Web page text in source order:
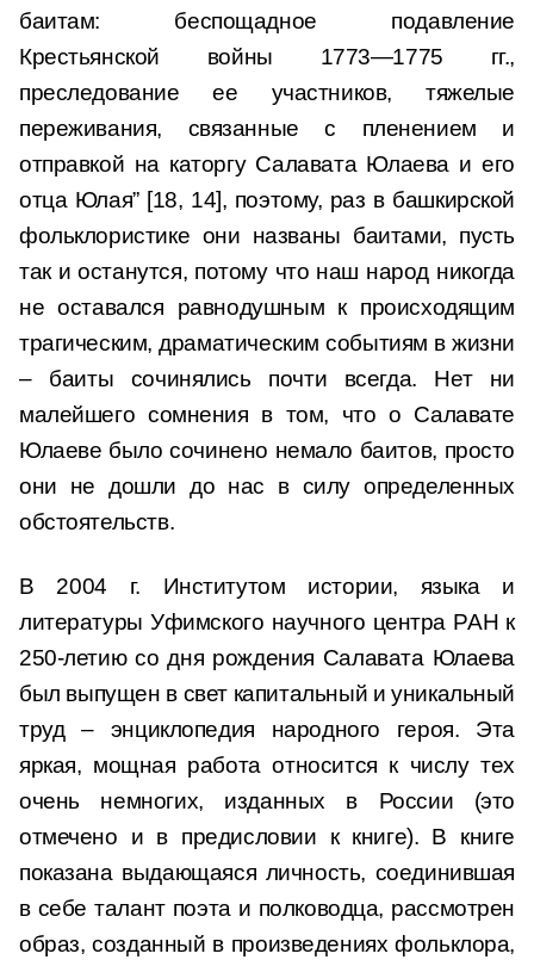
баитам: беспощадное подавление
Крестьянской войны 1773—1775 гг.,
преследование ее участников, тяжелые
переживания, связанные с пленением и
отправкой на каторгу Салавата Юлаева и его
отца Юлая” [18, 14], поэтому, раз в башкирской
фольклористике они названы баитами, пусть
так и останутся, потому что наш народ никогда
не оставался равнодушным к происходящим
трагическим, драматическим событиям в жизни
– баиты сочинялись почти всегда. Нет ни
малейшего сомнения в том, что о Салавате
Юлаеве было сочинено немало баитов, просто
они не дошли до нас в силу определенных
обстоятельств.
В 2004 г. Институтом истории, языка и
литературы Уфимского научного центра РАН к
250-летию со дня рождения Салавата Юлаева
был выпущен в свет капитальный и уникальный
труд – энциклопедия народного героя. Эта
яркая, мощная работа относится к числу тех
очень немногих, изданных в России (это
отмечено и в предисловии к книге). В книге
показана выдающаяся личность, соединившая
в себе талант поэта и полководца, рассмотрен
образ, созданный в произведениях фольклора,